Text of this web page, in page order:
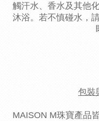
觸汗水、香水及其他
沐浴。若不慎碰水，
包裝
MAISON M珠寶產品